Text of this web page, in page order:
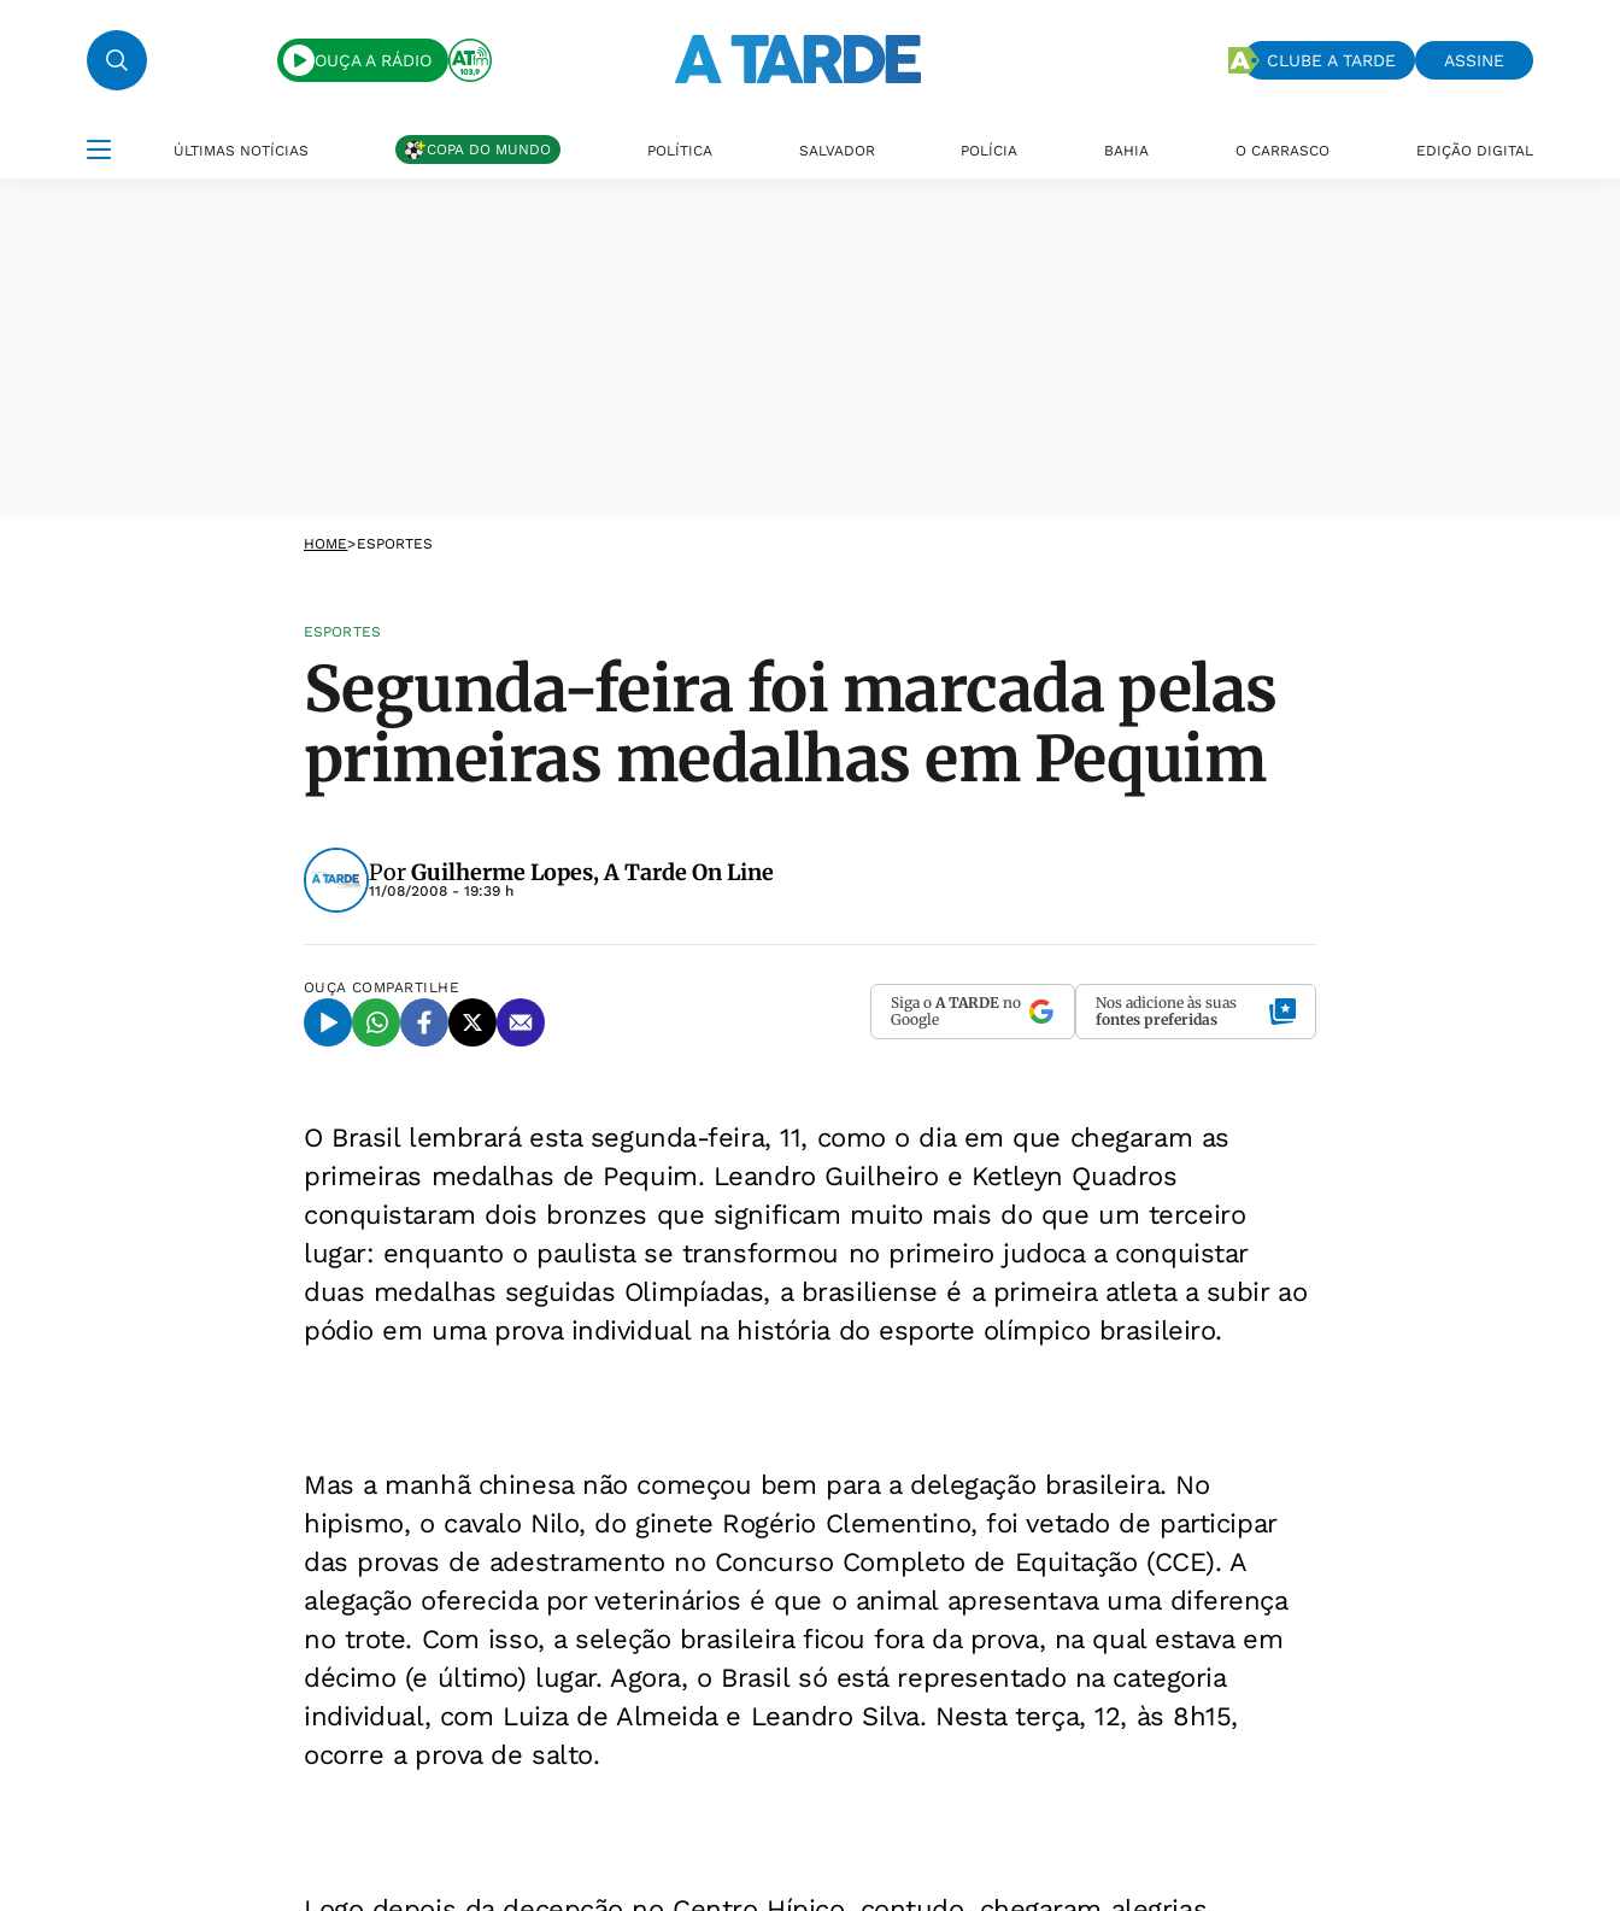
OUÇA A RÁDIO CLUBE A TARDE ASSINE
ÚLTIMAS NOTÍCIAS COPA DO MUNDO POLÍTICA SALVADOR POLÍCIA BAHIA O CARRASCO EDIÇÃO DIGITAL
HOME>ESPORTES
ESPORTES
Segunda-feira foi marcada pelas
primeiras medalhas em Pequim
PorGuilherme Lopes, A Tarde On Line
11/08/2008 - 19:39 h
OUÇA COMPARTILHE
Siga o A TARDE no
Google
Nos adicione às suas
fontes preferidas
O Brasil lembrará esta segunda-feira, 11, como o dia em que chegaram as
primeiras medalhas de Pequim. Leandro Guilheiro e Ketleyn Quadros
conquistaram dois bronzes que significam muito mais do que um terceiro
lugar: enquanto o paulista se transformou no primeiro judoca a conquistar
duas medalhas seguidas Olimpíadas, a brasiliense é a primeira atleta a subir ao
pódio em uma prova individual na história do esporte olímpico brasileiro.
Mas a manhã chinesa não começou bem para a delegação brasileira. No
hipismo, o cavalo Nilo, do ginete Rogério Clementino, foi vetado de participar
das provas de adestramento no Concurso Completo de Equitação (CCE). A
alegação oferecida por veterinários é que o animal apresentava uma diferença
no trote. Com isso, a seleção brasileira ficou fora da prova, na qual estava em
décimo (e último) lugar. Agora, o Brasil só está representado na categoria
individual, com Luiza de Almeida e Leandro Silva. Nesta terça, 12, às 8h15,
ocorre a prova de salto.